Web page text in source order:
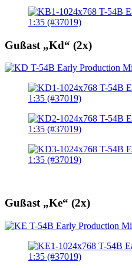
Gußast „Kd“ (2x)
Gußast „Ke“ (2x)